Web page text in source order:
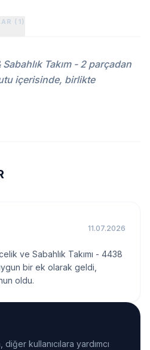
(1)
Takım - 2 parçadan
içerisinde, birlikte
11.07.2026
ve Sabahlık Takımı - 4438
bir ek olarak geldi,
oldu.
kullanıcılara yardımcı